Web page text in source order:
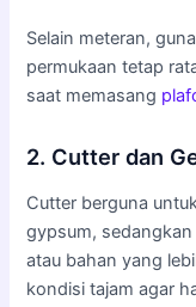
Selain meteran,
permukaan tetap
saat memasang
2. Cutter dan
Cutter berguna
gypsum,
atau bahan yang
kondisi tajam agar